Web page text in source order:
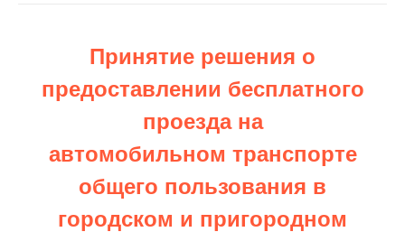
Принятие решения о
предоставлении бесплатного
проезда на
автомобильном транспорте
общего пользования в
городском и пригородном